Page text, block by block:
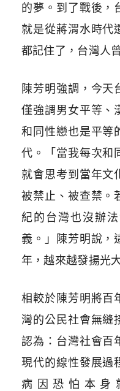
的夢。到了戰後，
就是從蔣渭水時代
都記住了，台灣人
陳芳明強調，今天
僅強調男女平等、
和同性戀也是平等
代。「當我每次和
就會思考到當年文
被禁止、被查禁。
紀的台灣也沒辦
義。」陳芳明說，
年，越來越發揚光
相較於陳芳明將百
灣的公民社會無縫
認為：台灣社會百
現代的線性發展過
病因恐怕本身